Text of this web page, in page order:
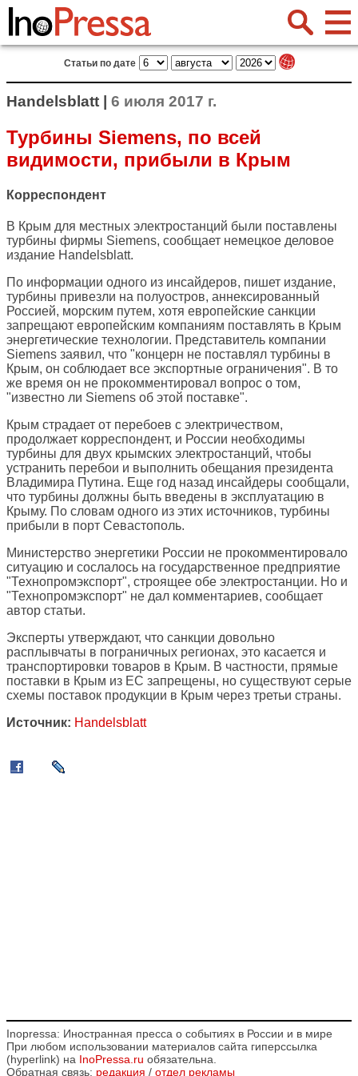
Статьи по дате
Handelsblatt | 6 июля 2017 г.
Турбины Siemens, по всей
видимости, прибыли в Крым
Корреспондент
В Крым для местных электростанций были поставлены
турбины фирмы Siemens, сообщает немецкое деловое
издание Handelsblatt.
По информации одного из инсайдеров, пишет издание,
турбины привезли на полуостров, аннексированный
Россией, морским путем, хотя европейские санкции
запрещают европейским компаниям поставлять в Крым
энергетические технологии. Представитель компании
Siemens заявил, что "концерн не поставлял турбины в
Крым, он соблюдает все экспортные ограничения". В то
же время он не прокомментировал вопрос о том,
"известно ли Siemens об этой поставке".
Крым страдает от перебоев с электричеством,
продолжает корреспондент, и России необходимы
турбины для двух крымских электростанций, чтобы
устранить перебои и выполнить обещания президента
Владимира Путина. Еще год назад инсайдеры сообщали,
что турбины должны быть введены в эксплуатацию в
Крыму. По словам одного из этих источников, турбины
прибыли в порт Севастополь.
Министерство энергетики России не прокомментировало
ситуацию и сослалось на государственное предприятие
"Технопромэкспорт", строящее обе электростанции. Но и
"Технопромэкспорт" не дал комментариев, сообщает
автор статьи.
Эксперты утверждают, что санкции довольно
расплывчаты в пограничных регионах, это касается и
транспортировки товаров в Крым. В частности, прямые
поставки в Крым из ЕС запрещены, но существуют серые
схемы поставок продукции в Крым через третьи страны.
Источник: Handelsblatt
Inopressa: Иностранная пресса о событиях в России и в мире
При любом использовании материалов сайта гиперссылка
(hyperlink) на InoPressa.ru обязательна.
Обратная связь: редакция / отдел рекламы